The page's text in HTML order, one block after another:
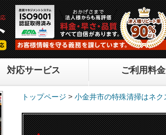
対応サービス ご利用料金
トップページ > 小金井市の特殊清掃はネク